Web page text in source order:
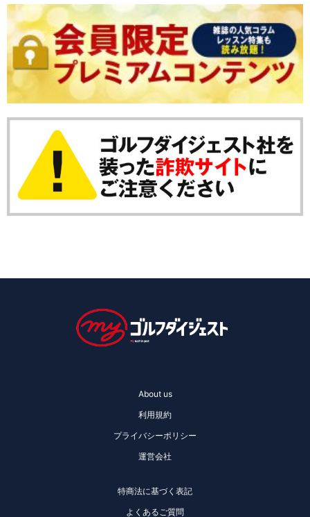
About us
利用規約
プライバシーポリシー
運営会社
特商法に基づく表記
よくあるご質問